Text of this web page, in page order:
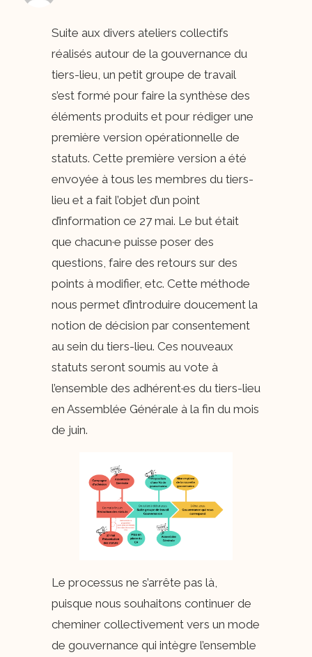
Suite aux divers ateliers collectifs
réalisés autour de la gouvernance du
tiers-lieu, un petit groupe de travail
s’est formé pour faire la synthèse des
éléments produits et pour rédiger une
première version opérationnelle de
statuts. Cette première version a été
envoyée à tous les membres du tiers-
lieu et a fait l’objet d’un point
d’information ce 27 mai. Le but était
que chacun·e puisse poser des
questions, faire des retours sur des
points à modifier, etc. Cette méthode
nous permet d’introduire doucement la
notion de décision par consentement
au sein du tiers-lieu. Ces nouveaux
statuts seront soumis au vote à
l’ensemble des adhérent·es du tiers-lieu
en Assemblée Générale à la fin du mois
de juin.
Le processus ne s’arrête pas là,
puisque nous souhaitons continuer de
cheminer collectivement vers un mode
de gouvernance qui intègre l’ensemble